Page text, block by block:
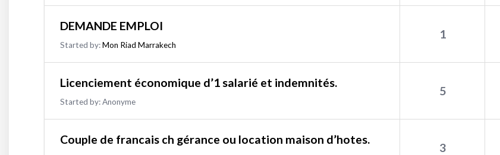
DEMANDE EMPLOI
Started by:Mon Riad Marrakech
1
Licenciement économique d’1 salarié et indemnités.
Started by:Anonyme
5
Couple de francais ch gérance ou location maison d’hotes.
3